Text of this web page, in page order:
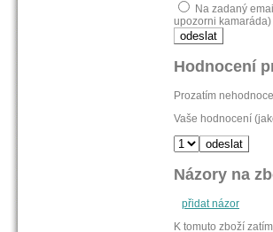
Na zadaný
upozorni kamaráda)
Hodnocení
Prozatím
Vaše hodnocení
Názory na
přidat názor
K tomuto zboží